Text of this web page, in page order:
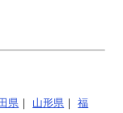
県 ｜ 山形県 ｜福